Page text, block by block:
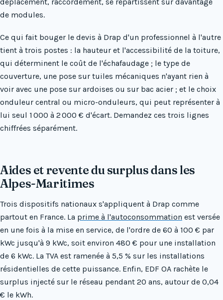
de modules.
Ce qui fait bouger le devis à Drap d'un professionnel à l'autre
tient à trois postes : la hauteur et l'accessibilité de la toiture,
qui déterminent le coût de l'échafaudage ; le type de
couverture, une pose sur tuiles mécaniques n'ayant rien à
voir avec une pose sur ardoises ou sur bac acier ; et le choix
onduleur central ou micro-onduleurs, qui peut représenter à
lui seul 1 000 à 2 000 € d'écart. Demandez ces trois lignes
chiffrées séparément.
Aides et revente du surplus dans les
Alpes-Maritimes
Trois dispositifs nationaux s'appliquent à Drap comme
partout en France. La prime à l'autoconsommation est versée
en une fois à la mise en service, de l'ordre de 60 à 100 € par
kWc jusqu'à 9 kWc, soit environ 480 € pour une installation
de 6 kWc. La TVA est ramenée à 5,5 % sur les installations
résidentielles de cette puissance. Enfin, EDF OA rachète le
surplus injecté sur le réseau pendant 20 ans, autour de 0,04
€ le kWh.